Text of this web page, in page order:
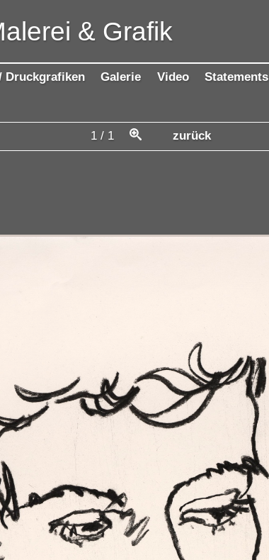
& Grafik
Druckgrafiken Galerie Video Statements
1/ 1 zurück